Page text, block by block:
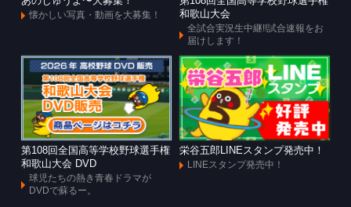
懐かしい写真・動画を大募集！
和歌山大会
全試合実況生中継!!試合速報をお
届けします！
第108回全国高等学校野球選手権
和歌山大会 DVD
球児たちの熱き青春ドラマが
DVDで蘇るー。
栄谷五郎LINEスタンプ発売中！
LINEスタンプ発売中！